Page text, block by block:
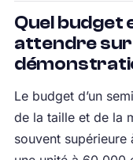
Quel budget
attendre sur
Le budget d’un
de la taille et de la
souvent